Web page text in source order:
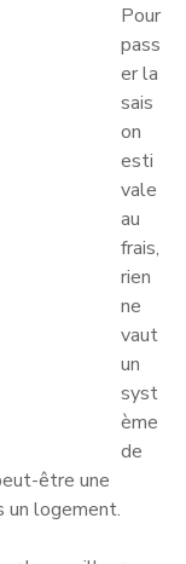
Pour
pass
er la
sais
on
esti
vale
au
frais,
rien
ne
vaut
un
syst
ème
de
être une
un logement.